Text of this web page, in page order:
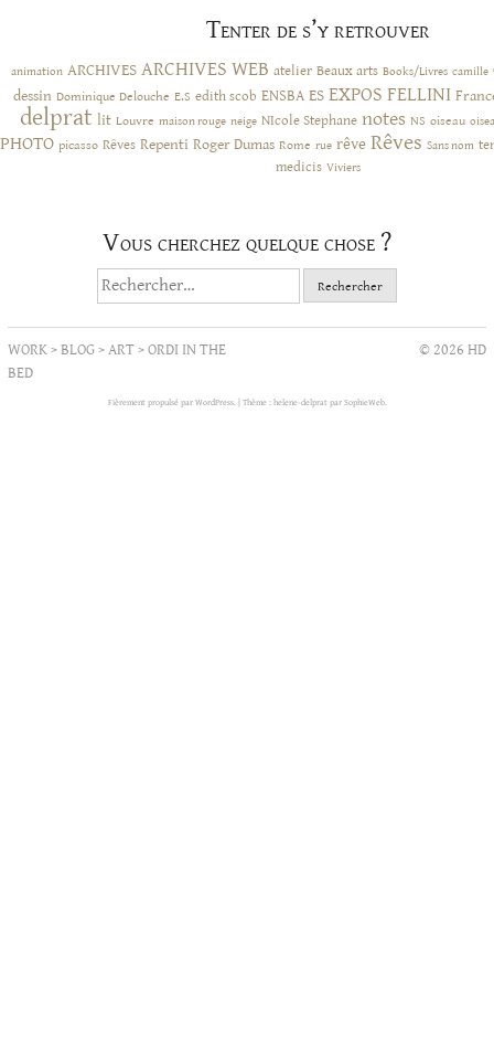
Tenter de s’y retrouver
animation ARCHIVES ARCHIVES WEB atelier Beaux arts Books/Livres camille
dessin Dominique Delouche E.S edith scob ENSBA ES EXPOS FELLINI
delprat lit Louvre maison rouge neige NIcole Stephane notes NS oiseau
PHOTO picasso Rêves Repenti Roger Dumas Rome rue rêve Rêves Sans nom
medicis Viviers
Vous cherchez quelque chose ?
Rechercher :
WORK>BLOG>ART>ORDI IN THE
BED
© 2026 HD
Fièrement propulsé par WordPress. Thème : helene-delprat par SophieWeb.